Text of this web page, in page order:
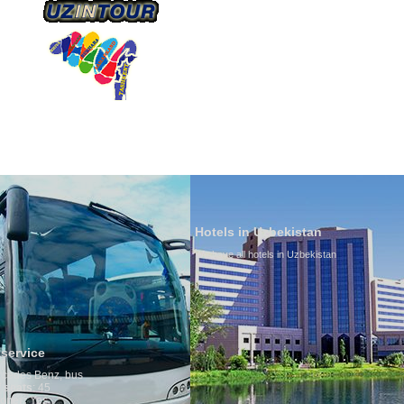
Hotels in Uzbekistan
We have all hotels in Uzbekistan
Culture
By nature
is why
any